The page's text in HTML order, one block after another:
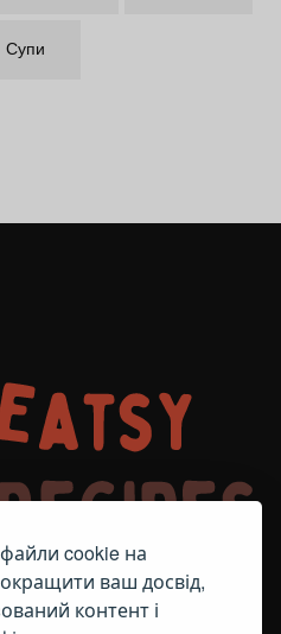
cookie на
ваш досвід,
контент і
Супи